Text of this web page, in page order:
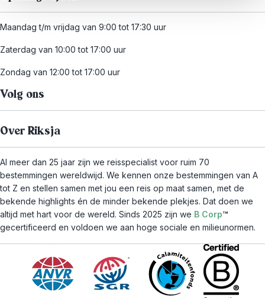
Maandag t/m vrijdag van 9:00 tot 17:30 uur
Zaterdag van 10:00 tot 17:00 uur
Zondag van 12:00 tot 17:00 uur
Volg ons
Over Riksja
Al meer dan 25 jaar zijn we reisspecialist voor ruim 70
bestemmingen wereldwijd. We kennen onze bestemmingen van A
tot Z en stellen samen met jou een reis op maat samen, met de
bekende highlights én de minder bekende plekjes. Dat doen we
altijd met hart voor de wereld. Sinds 2025 zijn we B Corp™
gecertificeerd en voldoen we aan hoge sociale en milieunormen.